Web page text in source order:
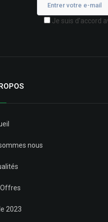
Je suis d'accord
nous
Offres
2023